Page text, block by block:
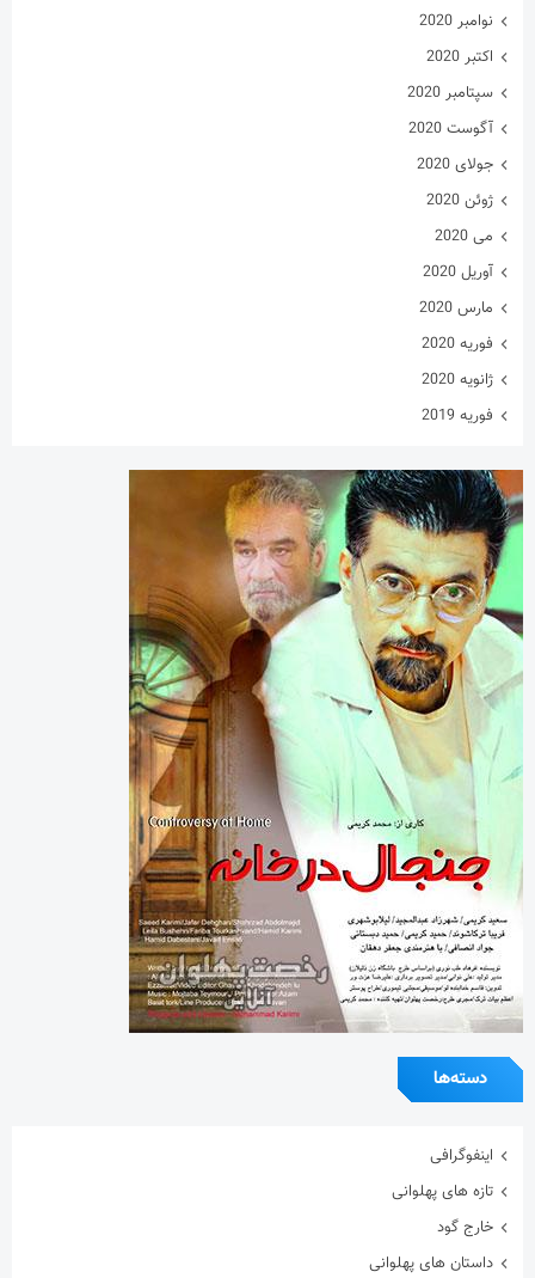
نوامبر 2020
اکتبر 2020
سپتامبر 2020
آگوست 2020
جولای 2020
ژوئن 2020
می 2020
آوریل 2020
مارس 2020
فوریه 2020
ژانویه 2020
فوریه 2019
دسته‌ها
اینفوگرافی
تازه های پهلوانی
خارج گود
داستان های پهلوانی